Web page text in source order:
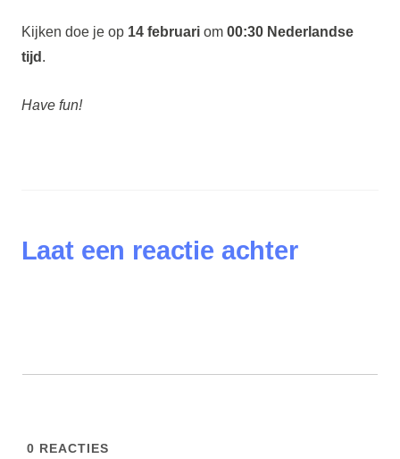
Kijken doe je op 14 februariom 00:30 Nederlandse
tijd .
Have fun!
Laat een reactie achter
0 REACTIES